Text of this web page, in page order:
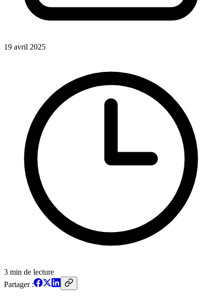
19 avril 2025
3 min de lecture
Partager :